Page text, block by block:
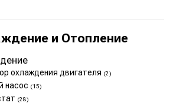
и Отопление
охлаждения двигателя (2)
насос (15)
(28)